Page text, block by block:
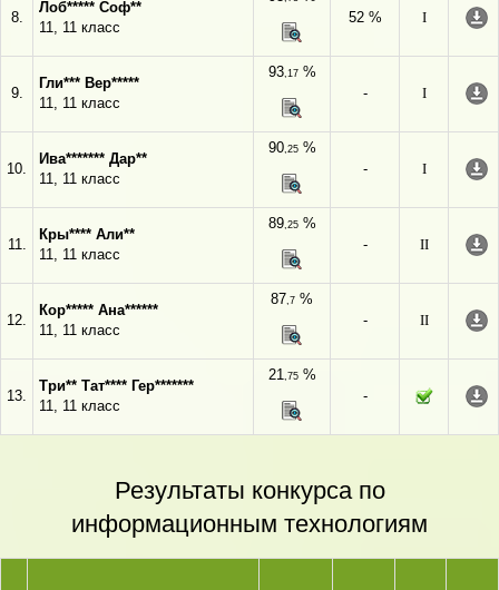
8.
Лоб***** Соф**
11, 11 класс
52 %
I
9.
Гли*** Вер*****
11, 11 класс
93,17%
-
I
10.
Ива******* Дар**
11, 11 класс
90,25%
-
I
11.
Кры**** Али**
11, 11 класс
89,25%
-
II
12.
Кор***** Ана******
11, 11 класс
87,7 %
-
II
13.
Три** Тат**** Гер*******
11, 11 класс
21,75%
-
Результаты конкурса по
информационным технологиям